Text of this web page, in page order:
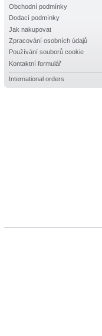
Obchodní podmínky
Dodací podmínky
Jak nakupovat
Zpracování osobních údajů
Používání souborů cookie
Kontaktní formulář
International orders